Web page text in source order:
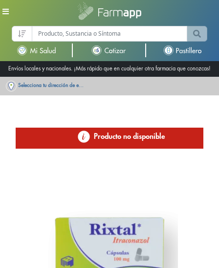
Envíos locales y nacionales. ¡Más rápido que en cualquier otra farmacia que conozcas!
Selecciona tu dirección de entrega
Producto no disponible